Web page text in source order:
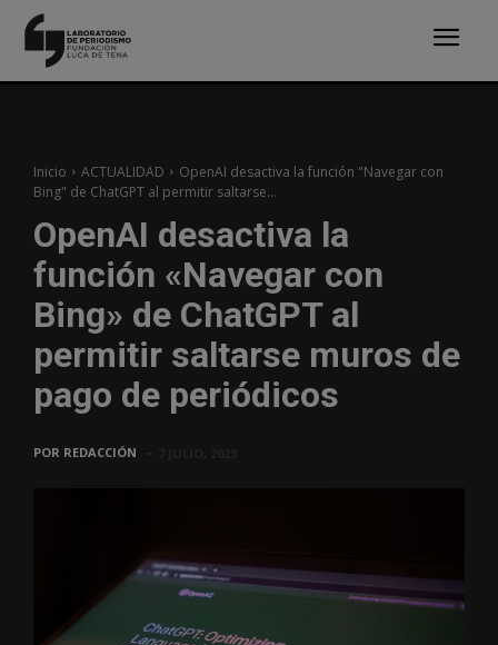
Inicio ACTUALIDAD
OpenAI desactiva la función "Navegar con
Bing" de ChatGPT al permitir saltarse...
OpenAI desactiva la
función «Navegar con
Bing» de ChatGPT al
permitir saltarse muros de
pago de periódicos
POR REDACCIÓN